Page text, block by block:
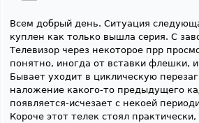
Всем добрый день. Ситуация
куплен как только вышла серия. С
Телевизор через некоторое прр
понятно, иногда от вставки флешки,
Бывает уходит в циклическую
наложение какого-то предыдущего
появляется-исчезает с некоей
Короче этот телек стоял